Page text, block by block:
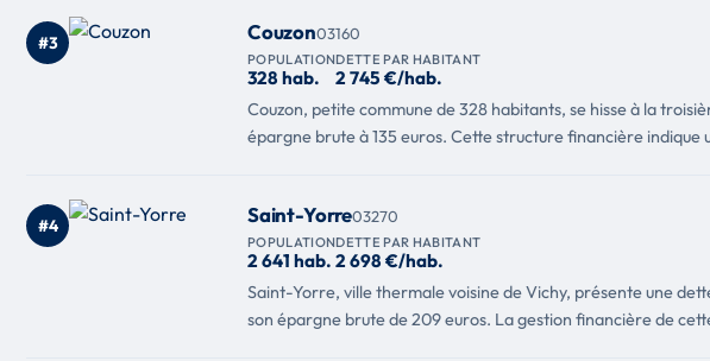
#3 Couzon03160
POPULATION
328 hab.
DETTE PAR HABITANT
2 745 €/hab.
Couzon, petite commune de 328 habitants, se hisse à la
épargne brute à 135 euros. Cette structure financière
#4 Saint-Yorre03270
POPULATION
2 641 hab.
DETTE PAR HABITANT
2 698 €/hab.
Saint-Yorre, ville thermale voisine de Vichy, présente une
son épargne brute de 209 euros. La gestion financière de